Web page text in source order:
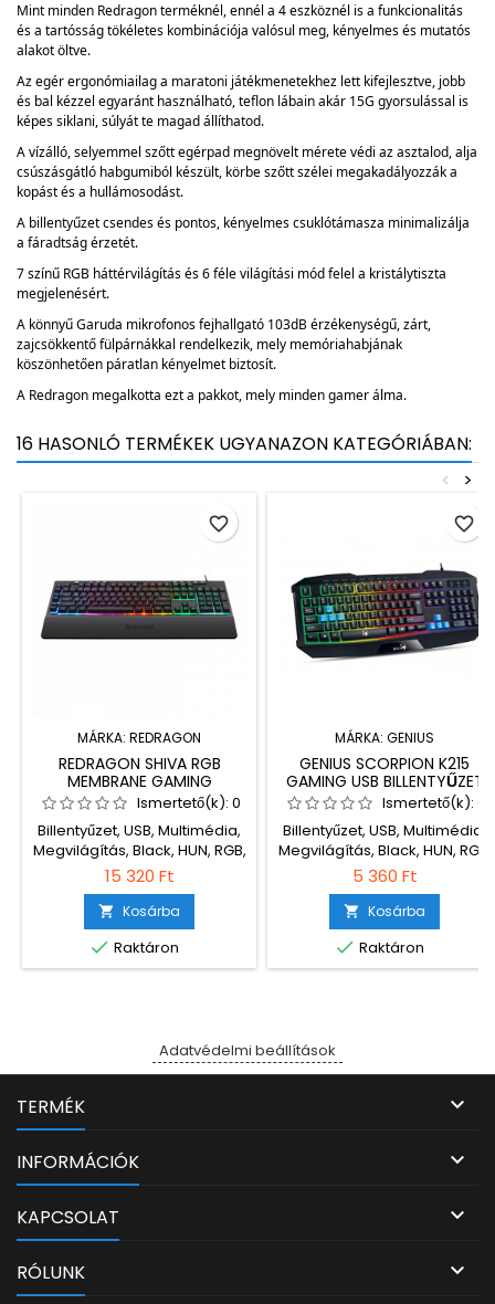
Mint minden Redragon terméknél, ennél a 4 eszköznél is a funkcionalitás
és a tartósság tökéletes kombinációja valósul meg, kényelmes és mutatós
alakot öltve.
Az egér ergonómiailag a maratoni játékmenetekhez lett kifejlesztve, jobb
és bal kézzel egyaránt használható, teflon lábain akár 15G gyorsulással is
képes siklani, súlyát te magad állíthatod.
A vízálló, selyemmel szőtt egérpad megnövelt mérete védi az asztalod, alja
csúszásgátló habgumiból készült, körbe szőtt szélei megakadályozzák a
kopást és a hullámosodást.
A billentyűzet csendes és pontos, kényelmes csuklótámasza minimalizálja
a fáradtság érzetét.
7 színű RGB háttérvilágítás és 6 féle világítási mód felel a kristálytiszta
megjelenésért.
A könnyű Garuda mikrofonos fejhallgató 103dB érzékenységű, zárt,
zajcsökkentő fülpárnákkal rendelkezik, mely memóriahabjának
köszönhetően páratlan kényelmet biztosít.
A Redragon megalkotta ezt a pakkot, mely minden gamer álma.
16 HASONLÓ TERMÉKEK UGYANAZON KATEGÓRIÁBAN:
>
<
MÁRKA: REDRAGON
REDRAGON SHIVA RGB
MEMBRANE GAMING
KEYBOARD BLACK HU
Ismertető(k): 0
Billentyűzet, USB, Multimédia,
Megvilágítás, Black, HUN, RGB,
Gamer
15 320 Ft
 Kosárba
 Raktáron
favorite_border
MÁRKA: GENIUS
GENIUS SCORPION K215
GAMING USB BILLENTYŰZET
BLACKIsmertető(k): 0
Billentyűzet, USB, Multimédia,
Megvilágítás, Black, HUN, RGB,
Gamer
5 360 Ft
 Kosárba
 Raktáron
favorite_border
Adatvédelmi beállítások
TERMÉK 
INFORMÁCIÓK 
KAPCSOLAT 
RÓLUNK 